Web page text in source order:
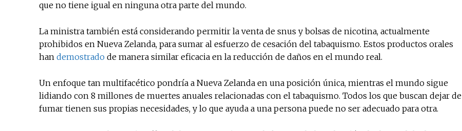
que no tiene igual en ninguna otra parte del mundo.
La ministra también está considerando permitir la venta de snus y bolsas de nicotina, actualmente
prohibidos en Nueva Zelanda, para sumar al esfuerzo de cesación del tabaquismo. Estos productos orales
han demostrado de manera similar eficacia en la reducción de daños en el mundo real.
Un enfoque tan multifacético pondría a Nueva Zelanda en una posición única, mientras el mundo sigue
lidiando con 8 millones de muertes anuales relacionadas con el tabaquismo. Todos los que buscan dejar de
fumar tienen sus propias necesidades, y lo que ayuda a una persona puede no ser adecuado para otra.